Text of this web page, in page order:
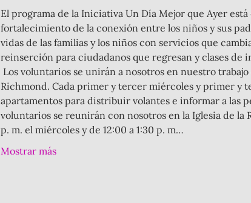
El programa de la Iniciativa Un Día Mejor que Ayer
fortalecimiento de la conexión entre los niños y sus
vidas de las familias y los niños con servicios que
reinserción para ciudadanos que regresan y clases
Richmond. Cada primer y tercer miércoles y primer y
apartamentos para distribuir volantes e informar a las
voluntarios se reunirán con nosotros en la Iglesia de la
p. m. el miércoles y de 12:00 a 1:30 p. m…
Mostrar más